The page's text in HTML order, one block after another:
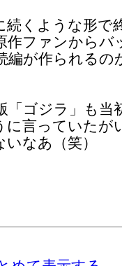
続くような形で
作ファンからバ
編が作られるの
「ゴジラ」も当
に言っていたが
なあ（笑）